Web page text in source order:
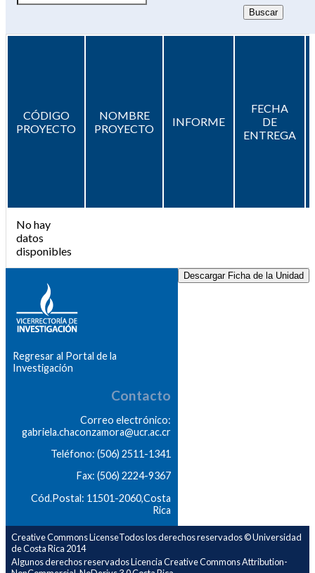
CÓDIGO
PROYECTO
NOMBRE
PROYECTO
INFORME
FECHA
DE
ENTREGA
No hay
datos
disponibles
Descargar Ficha de la Unidad
Regresar al Portal de la
Investigación
Contacto
Correo electrónico:
gabriela.chaconzamora@ucr.ac.cr
Teléfono: (506) 2511-1341
Fax: (506) 2224-9367
Cód.Postal: 11501-2060,Costa
Rica
Creative Commons LicenseTodos los derechos reservados © Universidad
de Costa Rica 2014
Algunos derechos reservados Licencia Creative Commons Attribution-